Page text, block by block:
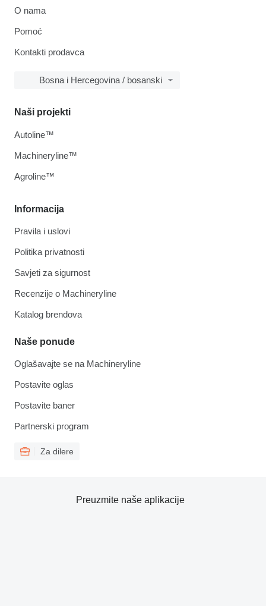
O nama
Pomoć
Kontakti prodavca
Bosna i Hercegovina / bosanski
Informacija
Pravila i uslovi
Politika privatnosti
Savjeti za sigurnost
Recenzije o Machineryline
Katalog brendova
Naše ponude
Oglašavajte se na Machineryline
Postavite oglas
Postavite baner
Partnerski program
Za dilere
Naši projekti
Autoline™
Machineryline™
Agroline™
Preuzmite naše aplikacije